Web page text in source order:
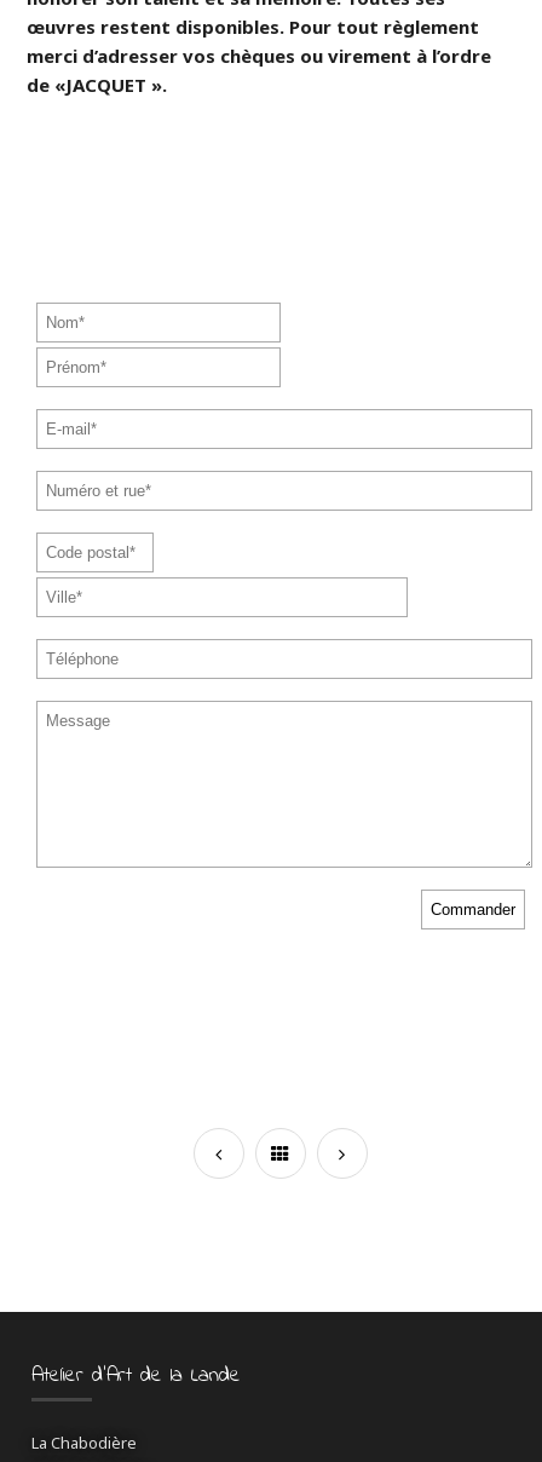
œuvres restent disponibles. Pour tout règlement
merci d’adresser vos chèques ou virement à l’ordre
de «JACQUET ».
Atelier d’Art de la Lande
La Chabodière